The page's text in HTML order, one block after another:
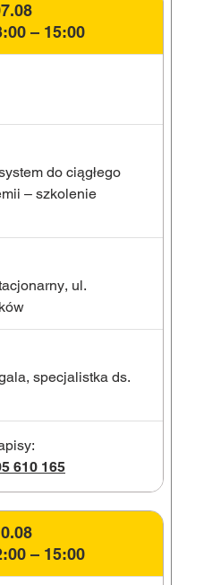
– 15:00
do ciągłego
– szkolenie
ul.
specjalistka ds.
610 165
– 15:00